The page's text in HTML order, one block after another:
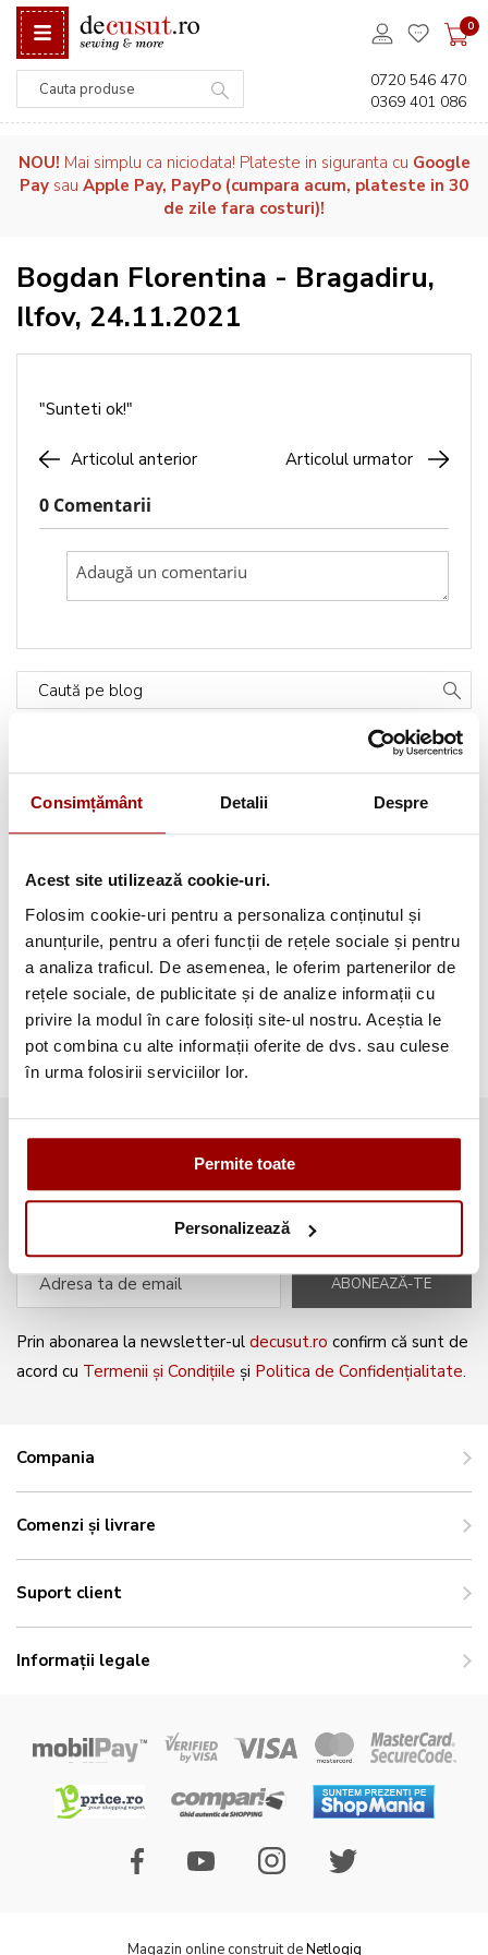
Consimțământ Detalii Despre
Acest site utilizează cookie-uri.
Folosim cookie-uri pentru a personaliza conținutul și
anunțurile, pentru a oferi funcții de rețele sociale și pentru
a analiza traficul. De asemenea, le oferim partenerilor de
rețele sociale, de publicitate și de analize informații cu
privire la modul în care folosiți site-ul nostru. Aceștia le
pot combina cu alte informații oferite de dvs. sau culese
în urma folosirii serviciilor lor.
Permite toate
Personalizează
0
0720 546 470
0369 401 086
NOU! Mai simplu ca niciodata! Plateste in siguranta cu Google
Pay sau Apple Pay, PayPo (cumpara acum, plateste in 30
de zile fara costuri)!
Bogdan Florentina - Bragadiru,
Ilfov, 24.11.2021
"Sunteti ok!"
Articolul anterior Articolul urmator
0 Comentarii
Caută pe blog
Categorii
Testimoniale(1493)
Aplicatii textile(123)
Evenimente (66)
Broderii gratuite(103)
Abonează-te la newsletter și fii
mereu la curent cu noile produse și
oferte speciale!
ABONEAZĂ-TE
Prin abonarea la newsletter-ul decusut.ro confirm că sunt de
acord cu Termenii și Condițiile și Politica de Confidențialitate.
Compania
Comenzi și livrare
Suport client
Informații legale
Magazin online construit deNetlogiq